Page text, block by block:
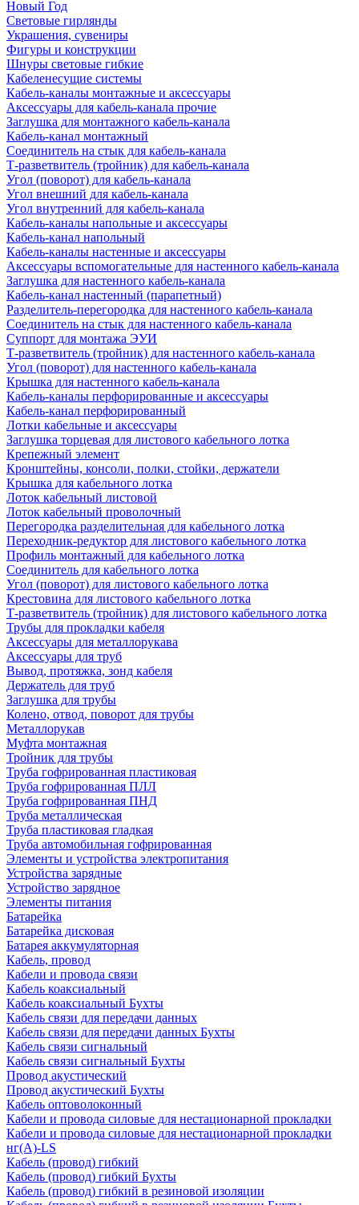
Новый Год
Световые гирлянды
Украшения, сувениры
Фигуры и конструкции
Шнуры световые гибкие
Кабеленесущие системы
Кабель-каналы монтажные и аксессуары
Аксессуары для кабель-канала прочие
Заглушка для монтажного кабель-канала
Кабель-канал монтажный
Соединитель на стык для кабель-канала
Т-разветвитель (тройник) для кабель-канала
Угол (поворот) для кабель-канала
Угол внешний для кабель-канала
Угол внутренний для кабель-канала
Кабель-каналы напольные и аксессуары
Кабель-канал напольный
Кабель-каналы настенные и аксессуары
Аксессуары вспомогательные для настенного кабель-канала
Заглушка для настенного кабель-канала
Кабель-канал настенный (парапетный)
Разделитель-перегородка для настенного кабель-канала
Соединитель на стык для настенного кабель-канала
Суппорт для монтажа ЭУИ
Т-разветвитель (тройник) для настенного кабель-канала
Угол (поворот) для настенного кабель-канала
Крышка для настенного кабель-канала
Кабель-каналы перфорированные и аксессуары
Кабель-канал перфорированный
Лотки кабельные и аксессуары
Заглушка торцевая для листового кабельного лотка
Крепежный элемент
Кронштейны, консоли, полки, стойки, держатели
Крышка для кабельного лотка
Лоток кабельный листовой
Лоток кабельный проволочный
Перегородка разделительная для кабельного лотка
Переходник-редуктор для листового кабельного лотка
Профиль монтажный для кабельного лотка
Соединитель для кабельного лотка
Угол (поворот) для листового кабельного лотка
Крестовина для листового кабельного лотка
Т-разветвитель (тройник) для листового кабельного лотка
Трубы для прокладки кабеля
Аксессуары для металлорукава
Аксессуары для труб
Вывод, протяжка, зонд кабеля
Держатель для труб
Заглушка для трубы
Колено, отвод, поворот для трубы
Металлорукав
Муфта монтажная
Тройник для трубы
Труба гофрированная пластиковая
Труба гофрированная ПЛЛ
Труба гофрированная ПНД
Труба металлическая
Труба пластиковая гладкая
Труба автомобильная гофрированная
Элементы и устройства электропитания
Устройства зарядные
Устройство зарядное
Элементы питания
Батарейка
Батарейка дисковая
Батарея аккумуляторная
Кабель, провод
Кабели и провода связи
Кабель коаксиальный
Кабель коаксиальный Бухты
Кабель связи для передачи данных
Кабель связи для передачи данных Бухты
Кабель связи сигнальный
Кабель связи сигнальный Бухты
Провод акустический
Провод акустический Бухты
Кабель оптоволоконный
Кабели и провода силовые для нестационарной прокладки
Кабели и провода силовые для нестационарной прокладки
нг(А)-LS
Кабель (провод) гибкий
Кабель (провод) гибкий Бухты
Кабель (провод) гибкий в резиновой изоляции